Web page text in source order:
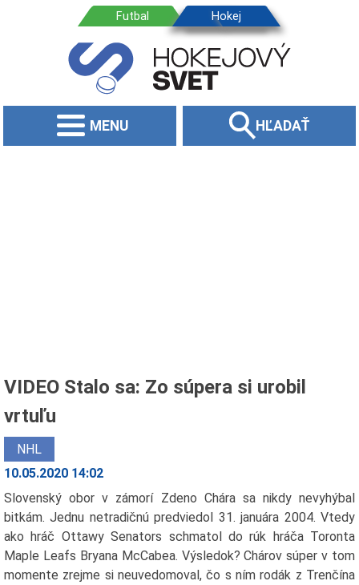
MENU HĽADAŤ
VIDEO Stalo sa: Zo súpera si urobil
vrtuľu
NHL
10.05.2020 14:02
Slovenský obor v zámorí Zdeno Chára sa nikdy nevyhýbal
bitkám. Jednu netradičnú predviedol 31. januára 2004. Vtedy
ako hráč Ottawy Senators schmatol do rúk hráča Toronta
Maple Leafs Bryana McCabea. Výsledok? Chárov súper v tom
momente zrejme si neuvedomoval, čo s ním rodák z Trenčína